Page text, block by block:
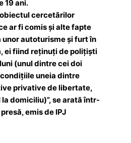
19 ani.
cercetărilor
ar fi comis şi alte fapte
autoturisme şi furt în
ei fiind reţinuţi de poliţişti
(unul dintre cei doi
uneia dintre
privative de libertate,
domiciliu)”, se arată într-
emis de IPJ